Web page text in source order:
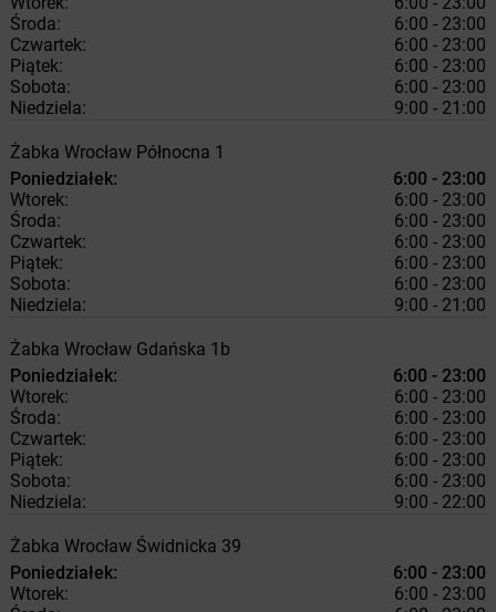
Środa:
6:00 - 23:00
Czwartek:
6:00 - 23:00
Piątek:
6:00 - 23:00
Sobota:
6:00 - 23:00
Niedziela:
9:00 - 21:00
Żabka Wrocław Północna 1
Poniedziałek:
6:00 - 23:00
Wtorek:
6:00 - 23:00
Środa:
6:00 - 23:00
Czwartek:
6:00 - 23:00
Piątek:
6:00 - 23:00
Sobota:
6:00 - 23:00
Niedziela:
9:00 - 21:00
Żabka Wrocław Gdańska 1b
Poniedziałek:
6:00 - 23:00
Wtorek:
6:00 - 23:00
Środa:
6:00 - 23:00
Czwartek:
6:00 - 23:00
Piątek:
6:00 - 23:00
Sobota:
6:00 - 23:00
Niedziela:
9:00 - 22:00
Żabka Wrocław Świdnicka 39
Poniedziałek:
6:00 - 23:00
Wtorek:
6:00 - 23:00